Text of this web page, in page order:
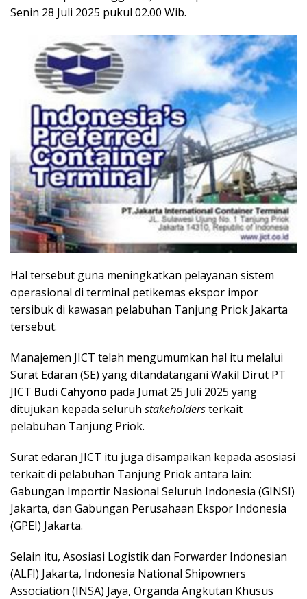
Senin 28 Juli 2025 pukul 02.00 Wib.
Hal tersebut guna meningkatkan pelayanan sistem
operasional di terminal petikemas ekspor impor
tersibuk di kawasan pelabuhan Tanjung Priok Jakarta
tersebut.
Manajemen JICT telah mengumumkan hal itu melalui
Surat Edaran (SE) yang ditandatangani Wakil Dirut PT
JICT Budi Cahyono pada Jumat 25 Juli 2025 yang
ditujukan kepada seluruh stakeholdersterkait
pelabuhan Tanjung Priok.
Surat edaran JICT itu juga disampaikan kepada asosiasi
terkait di pelabuhan Tanjung Priok antara lain:
Gabungan Importir Nasional Seluruh Indonesia (GINSI)
Jakarta, dan Gabungan Perusahaan Ekspor Indonesia
(GPEI) Jakarta.
Selain itu, Asosiasi Logistik dan Forwarder Indonesian
(ALFI) Jakarta, Indonesia National Shipowners
Association (INSA) Jaya, Organda Angkutan Khusus